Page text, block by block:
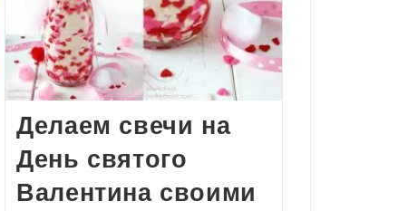
Делаем свечи на
День святого
Валентина своими